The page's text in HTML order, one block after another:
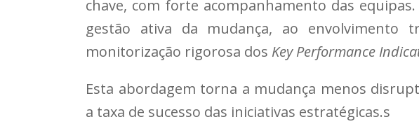
chave, com forte acompanhamento das
gestão ativa da mudança, ao envolvimento
monitorização rigorosa dos Key Performance
Esta abordagem torna a mudança menos
a taxa de sucesso das iniciativas estratégicas.s